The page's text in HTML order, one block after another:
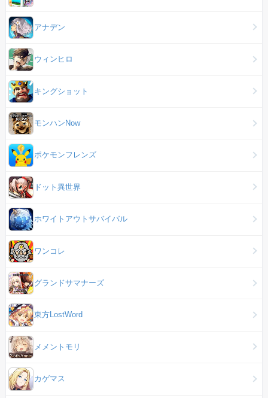
アナデン
ウィンヒロ
キングショット
モンハンNow
ポケモンフレンズ
ドット異世界
ホワイトアウトサバイバル
ワンコレ
グランドサマナーズ
東方LostWord
メメントモリ
カゲマス